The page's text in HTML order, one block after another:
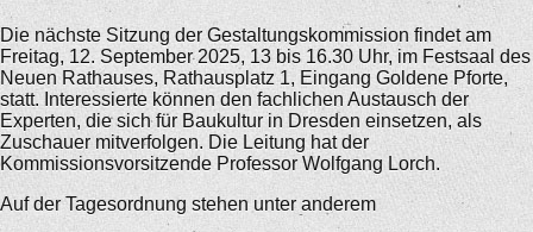
Die nächste Sitzung der Gestaltungskommission findet am
Freitag, 12. September 2025, 13 bis 16.30 Uhr, im Festsaal des
Neuen Rathauses, Rathausplatz 1, Eingang Goldene Pforte,
statt. Interessierte können den fachlichen Austausch der
Experten, die sich für Baukultur in Dresden einsetzen, als
Zuschauer mitverfolgen. Die Leitung hat der
Kommissionsvorsitzende Professor Wolfgang Lorch.
Auf der Tagesordnung stehen unter anderem